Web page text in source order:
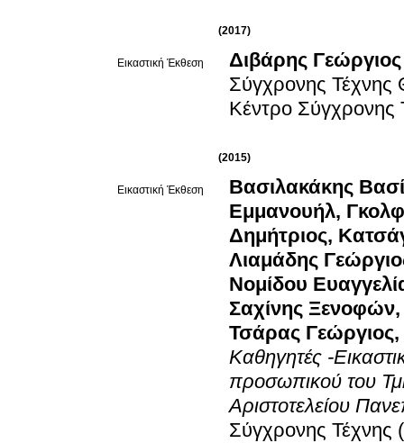
(2017)
Εικαστική Έκθεση
Διβάρης Γεώργιος
Σύγχρονης Τέχνης
Κέντρο Σύγχρονης
(2015)
Εικαστική Έκθεση
Βασιλακάκης
Εμμανουήλ,
Δημήτριος,
Λιαμάδης
Νομίδου
Σαχίνης Ξενοφών
Τσάρας Γεώργιος,
Καθηγητές -
προσωπικού του
Αριστοτελείου
Σύγχρονης